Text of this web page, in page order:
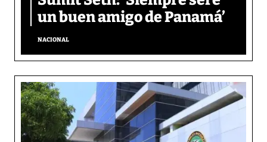
un buen amigo de Panamá’
NACIONAL